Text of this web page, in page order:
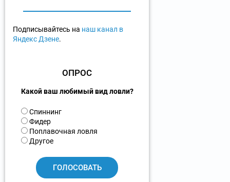
Подписывайтесь на наш канал в
Яндекс Дзене.
ОПРОС
Какой ваш любимый вид ловли?
В
а
р
и
Спиннинг
Фидер
Поплавочная ловля
Другое